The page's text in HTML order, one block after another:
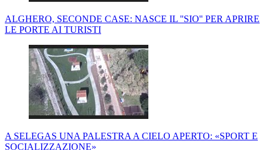
ALGHERO, SECONDE CASE: NASCE IL ''SIO'' PER APRIRE
LE PORTE AI TURISTI
A SELEGAS UNA PALESTRA A CIELO APERTO: «SPORT E
SOCIALIZZAZIONE»